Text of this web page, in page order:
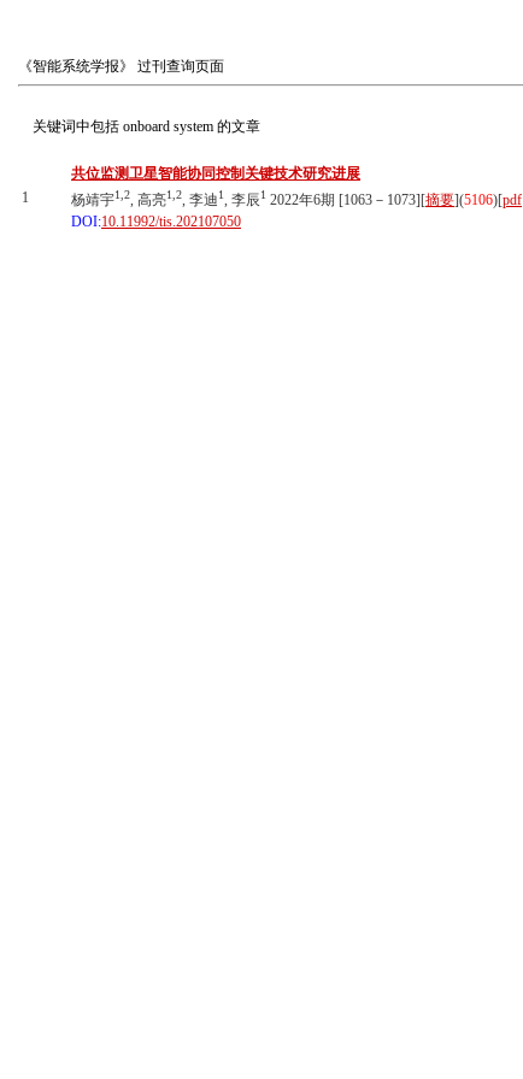
《智能系统学报》 过刊查询页面
关键词中包括 onboard system 的文章
1
共位监测卫星智能协同控制关键技术研究进展
杨靖宇1,2, 高亮1,2, 李迪1, 李辰1 2022年6期 [1063－1073][摘要](5106)[pdf
DOI:10.11992/tis.202107050